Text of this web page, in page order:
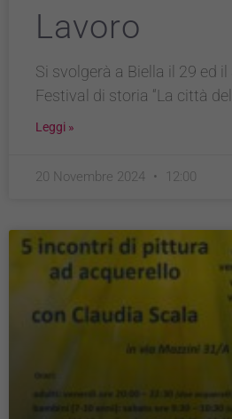
Lavoro
Si svolgerà a Biella il 29 ed il
Festival di storia “La città del
Leggi »
20 Novembre 2024 12:00